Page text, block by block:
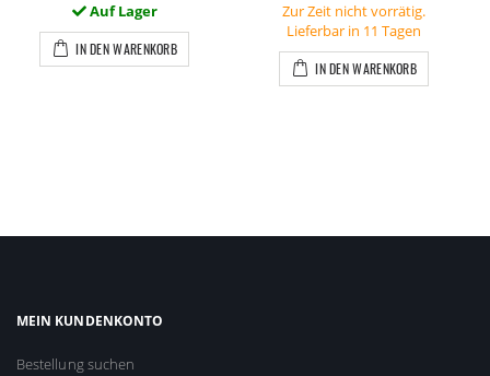
Auf Lager
IN DEN WARENKORB
Zur Zeit nicht vorrätig.
Lieferbar in 11 Tagen
IN DEN WARENKORB
MEIN KUNDENKONTO
Bestellung suchen